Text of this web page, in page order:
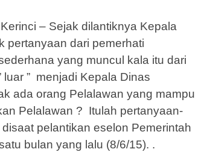
– Sejak dilantiknya Kepala
pertanyaan dari pemerhati
yang muncul kala itu dari
luar ” menjadi Kepala Dinas
ada orang Pelalawan yang mampu
Pelalawan ? Itulah pertanyaan-
pelantikan eselon Pemerintah
bulan yang lalu (8/6/15). .